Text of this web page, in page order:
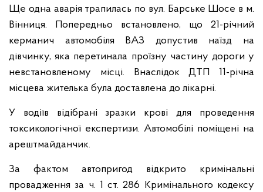
Ще одна аварія трапилась по вул. Барське Шосе в м.
Вінниця. Попередньо встановлено, що 21-річний
керманич автомобіля ВАЗ допустив наїзд на
дівчинку, яка перетинала проїзну частину дороги у
невстановленому місці. Внаслідок ДТП 11-річна
місцева жителька була доставлена до лікарні.
У водіїв відібрані зразки крові для проведення
токсикологічної експертизи. Автомобілі поміщені на
арештмайданчик.
За фактом автопригод відкрито кримінальні
провадження за ч. 1 ст. 286 Кримінального кодексу